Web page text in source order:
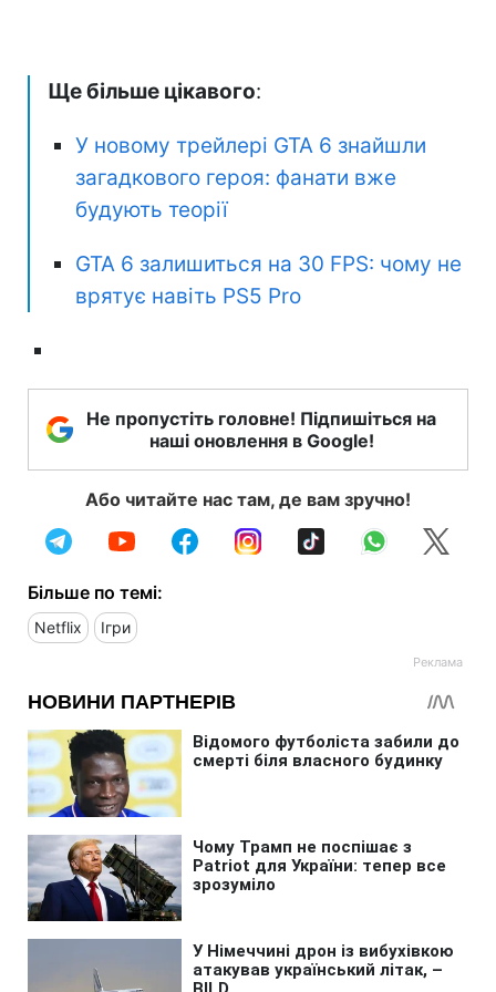
Ще більше цікавого:
У новому трейлері GTA 6 знайшли
загадкового героя: фанати вже
будують теорії
GTA 6 залишиться на 30 FPS: чому не
врятує навіть PS5 Pro
Не пропустіть головне! Підпишіться на
наші оновлення в Google!
Або читайте нас там, де вам зручно!
Більше по темі:
Netflix Ігри